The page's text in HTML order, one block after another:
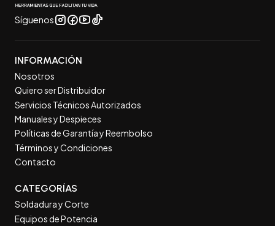
Síguenos
INFORMACIÓN
Nosotros
Quiero ser Distribuidor
Servicios Técnicos Autorizados
Manuales y Despieces
Políticas de Garantía y Reembolso
Términos y Condiciones
Contacto
CATEGORÍAS
Soldadura y Corte
Equipos de Potencia